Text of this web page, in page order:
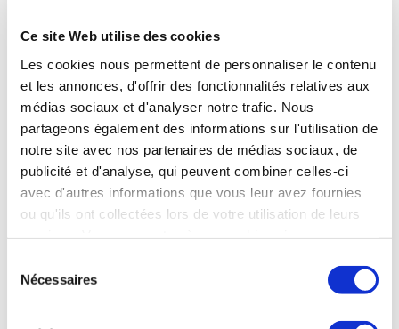
Ce site Web utilise des cookies
Les cookies nous permettent de personnaliser le contenu
et les annonces, d'offrir des fonctionnalités relatives aux
médias sociaux et d'analyser notre trafic. Nous
partageons également des informations sur l'utilisation de
notre site avec nos partenaires de médias sociaux, de
publicité et d'analyse, qui peuvent combiner celles-ci
avec d'autres informations que vous leur avez fournies
ou qu'ils ont collectées lors de votre utilisation de leurs
Nécessaires
industriels », indique le texte.
EMPLOI
« La réforme des lycées professionnels est
vitale pour l'industrie », selon Alexandre
Saubot
Alexandre Saubot, directeur général du groupe Haulotte et
président de France Industrie, accorde un entretien aux